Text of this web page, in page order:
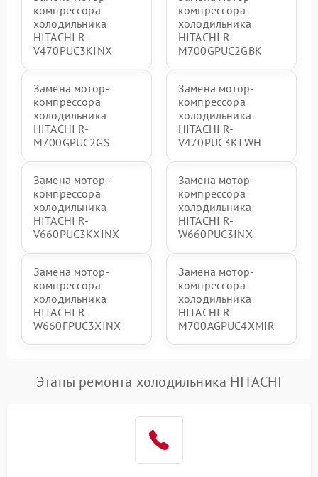
компрессора
холодильника
HITACHI R-
V470PUC3KINX
компрессора
холодильника
HITACHI R-
M700GPUC2GBK
Замена мотор-
компрессора
холодильника
HITACHI R-
M700GPUC2GS
Замена мотор-
компрессора
холодильника
HITACHI R-
V470PUC3KTWH
Замена мотор-
компрессора
холодильника
HITACHI R-
V660PUC3KXINX
Замена мотор-
компрессора
холодильника
HITACHI R-
W660PUC3INX
Замена мотор-
компрессора
холодильника
HITACHI R-
W660FPUC3XINX
Замена мотор-
компрессора
холодильника
HITACHI R-
M700AGPUC4XMIR
Этапы ремонта холодильника HITACHI